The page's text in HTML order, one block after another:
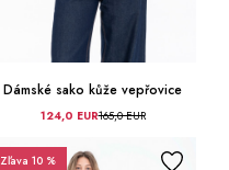
Dámské sako kůže vepřovice
124,0 EUR165,0 EUR
Zľava 10 %